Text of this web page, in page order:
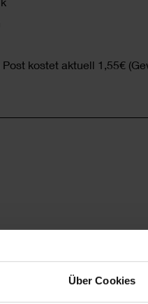
Über Cookies
kostet aktuell 1,55€